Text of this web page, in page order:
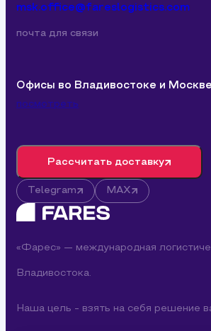
«Фарес» — международная
Владивостока.
Наша цель - взять на себя решение
Офисы во Владивостоке и Москве
посмотреть
msk.office@fareslogistics.com
почта для связи
Рассчитать доставку
Telegram MAX